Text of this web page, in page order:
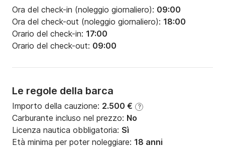
Ora del check-in (noleggio giornaliero): 09:00
Ora del check-out (noleggio giornaliero): 18:00
Orario del check-in: 17:00
Orario del check-out: 09:00
Le regole della barca
Importo della cauzione: 2.500 € ?
Carburante incluso nel prezzo: No
Licenza nautica obbligatoria: Sì
Età minima per poter noleggiare: 18 anni